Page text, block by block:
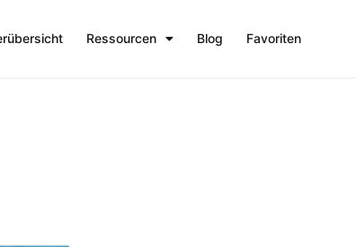
Ressourcen Blog Favoriten